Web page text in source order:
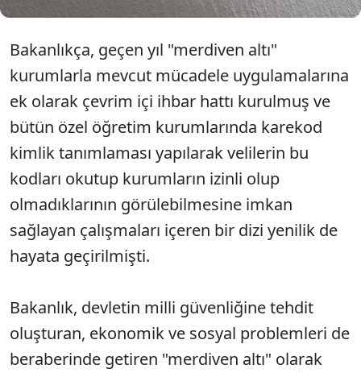
Bakanlıkça, geçen yıl "merdiven altı"
kurumlarla mevcut mücadele uygulamalarına
ek olarak çevrim içi ihbar hattı kurulmuş ve
bütün özel öğretim kurumlarında karekod
kimlik tanımlaması yapılarak velilerin bu
kodları okutup kurumların izinli olup
olmadıklarının görülebilmesine imkan
sağlayan çalışmaları içeren bir dizi yenilik de
hayata geçirilmişti.
Bakanlık, devletin milli güvenliğine tehdit
oluşturan, ekonomik ve sosyal problemleri de
beraberinde getiren "merdiven altı" olarak